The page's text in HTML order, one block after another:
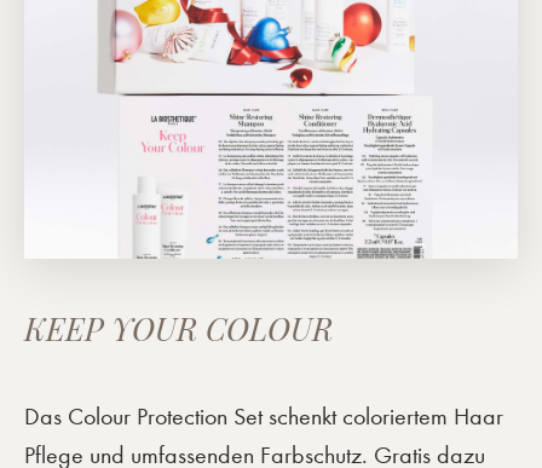
KEEP YOUR COLOUR
Das Colour Protection Set schenkt coloriertem Haar
Pflege und umfassenden Farbschutz. Gratis dazu